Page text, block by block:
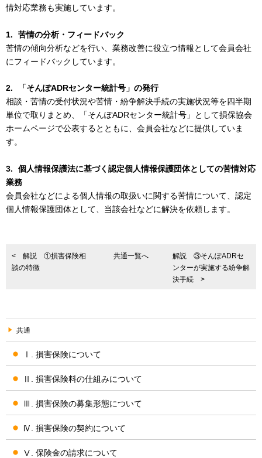
情対応業務も実施しています。
1.
苦情の分析・フィードバック
苦情の傾向分析などを行い、業務改善に役立つ情報として会員会社
にフィードバックしています。
2.
「そんぽADRセンター統計号」の発行
相談・苦情の受付状況や苦情・紛争解決手続の実施状況等を四半期
単位で取りまとめ、「そんぽADRセンター統計号」として損保協会
ホームページで公表するとともに、会員会社などに提供していま
す。
3.
個人情報保護法に基づく認定個人情報保護団体としての苦情対応
業務
会員会社などによる個人情報の取扱いに関する苦情について、認定
個人情報保護団体として、当該会社などに解決を依頼します。
< 解説 ①損害保険相
談の特徴
共通一覧へ
解説 ③そんぽADRセ
ンターが実施する紛争解
決手続 >
共通
Ⅰ. 損害保険について
Ⅱ. 損害保険料の仕組みについて
Ⅲ. 損害保険の募集形態について
Ⅳ. 損害保険の契約について
Ⅴ. 保険金の請求について